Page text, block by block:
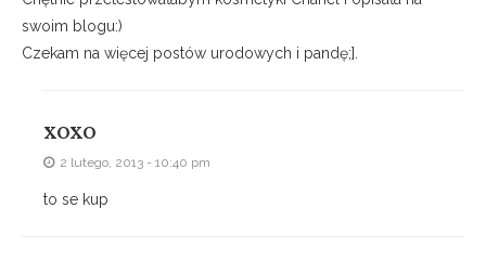
swoim blogu:)
Czekam na więcej postów urodowych i pandę;].
XOXO
2 lutego, 2013 - 10:40 pm
to se kup